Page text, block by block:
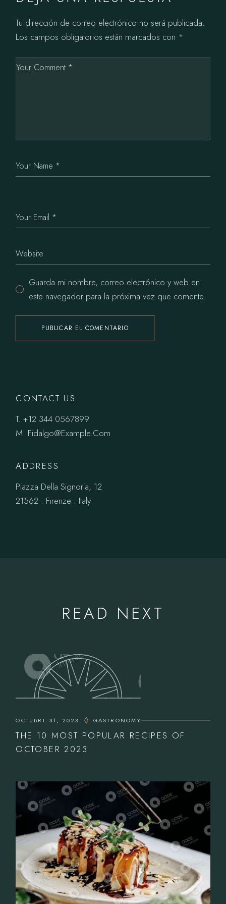
Tu dirección de correo electrónico no será publicada.
Los campos obligatorios están marcados con *
Guarda mi nombre, correo electrónico y web en
este navegador para la próxima vez que comente.
PUBLICAR EL COMENTARIO
CONTACT US
T.+12 344 0567899
M. Fidalgo@Example.Com
ADDRESS
Piazza Della Signoria, 12
21562 . Firenze . Italy
READ NEXT
OCTUBRE 31, 2023 GASTRONOMY
THE 10 MOST POPULAR RECIPES OF
OCTOBER 2023